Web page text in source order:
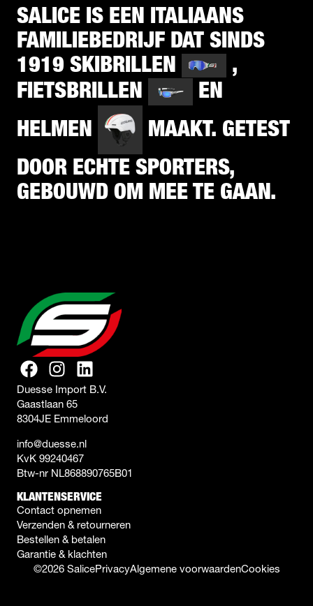
SALICE IS EEN ITALIAANS
FAMILIEBEDRIJF DAT SINDS
1919 SKIBRILLEN
,
FIETSBRILLEN
EN
HELMEN
MAAKT. GETEST
DOOR ECHTE SPORTERS,
GEBOUWD OM MEE TE GAAN.
Duesse Import B.V.
Gaastlaan 65
8304JE Emmeloord
info@duesse.nl
KvK 99240467
Btw-nr NL868890765B01
KLANTENSERVICE
Contact opnemen
Verzenden & retourneren
Bestellen & betalen
Garantie & klachten
©2026 SalicePrivacyAlgemene voorwaardenCookies